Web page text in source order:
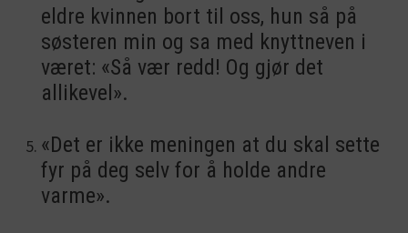
eldre kvinnen bort til oss, hun så på
søsteren min og sa med knyttneven i
været: «Så vær redd! Og gjør det
allikevel».
«Det er ikke meningen at du skal sette
fyr på deg selv for å holde andre
varme».